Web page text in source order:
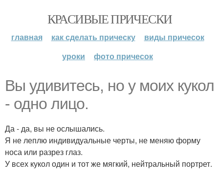
КРАСИВЫЕ ПРИЧЕСКИ
главная как сделать прическу
виды причесок
уроки
фото причесок
Вы удивитесь, но у моих кукол
- одно лицо.
Да - да, вы не ослышались.
Я не леплю индивидуальные черты, не меняю форму
носа или разрез глаз.
У всех кукол один и тот же мягкий, нейтральный портрет.